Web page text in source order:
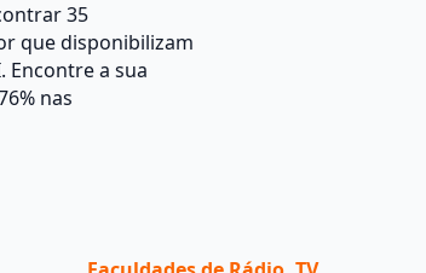
35
que disponibilizam
Encontre a sua
nas